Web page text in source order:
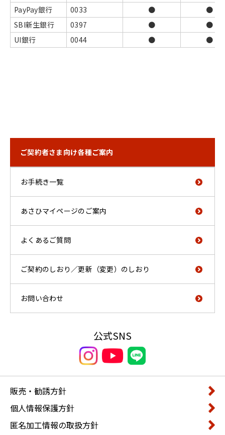
PayPay銀行 0033 ●
●
SBI新生銀行
0397 ●
●
UI銀行
0044 ● ●
ご契約者さま向け各種ご案内
お手続き一覧
あさひマイページのご案内
よくあるご質問
ご契約のしおり／更新（変更）のしおり
お問い合わせ
公式SNS
販売・勧誘方針
個人情報保護方針
匿名加工情報の取扱方針